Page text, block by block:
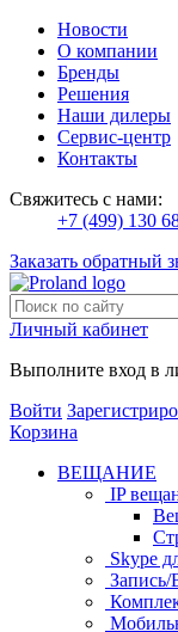
Новости
О компании
Бренды
Решения
Наши дилеры
Сервис-центр
Контакты
Свяжитесь с нами:
+7 (499) 130
Заказать обратный
Личный кабинет
Выполните вход в
Войти
Корзина
ВЕЩАНИЕ
IP
Skype
Запись/